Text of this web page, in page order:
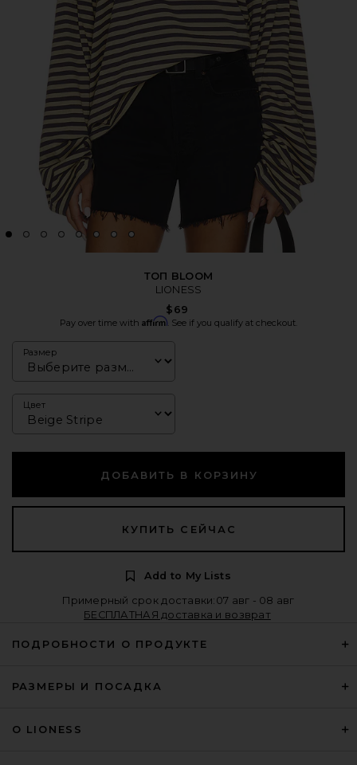
ТОП BLOOM
LIONESS
$69
Pay over time with Affirm . See if you qualify at checkout.
Размер
Цвет
ДОБАВИТЬ В КОРЗИНУ
КУПИТЬ СЕЙЧАС
Add to My Lists
Примерный срок доставки:07 авг - 08 авг
БЕСПЛАТНАЯ доставка и возврат
ПОДРОБНОСТИ О ПРОДУКТЕ
РАЗМЕРЫ И ПОСАДКА
О LIONESS